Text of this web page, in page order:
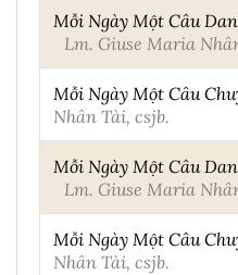
Mỗi Ngày Một Câu
Lm. Giuse Maria
Mỗi Ngày Một Câu
Nhân Tài, csjb.
Mỗi Ngày Một Câu
Lm. Giuse Maria
Mỗi Ngày Một Câu
Nhân Tài, csjb.